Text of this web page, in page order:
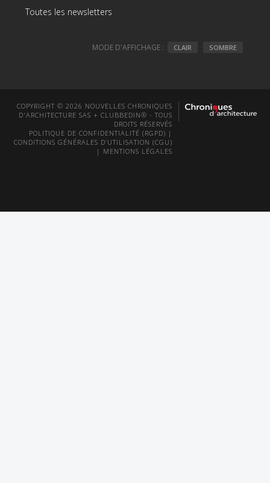
Toutes les newsletters
MODE D'AFFICHAGE : CLAIR SOMBRE
COPYRIGHT © 2026 NOUVELLES CHRONIQUES
D'ARCHITECTURE SAS + CLUBBEDIN® - TOUS
DROITS RÉSERVÉS
POLITIQUE DE CONFIDENTIALITÉ (RGPD) |
CONDITIONS GÉNÉRALES D’UTILISATION (CGU)
| MENTIONS LÉGALES